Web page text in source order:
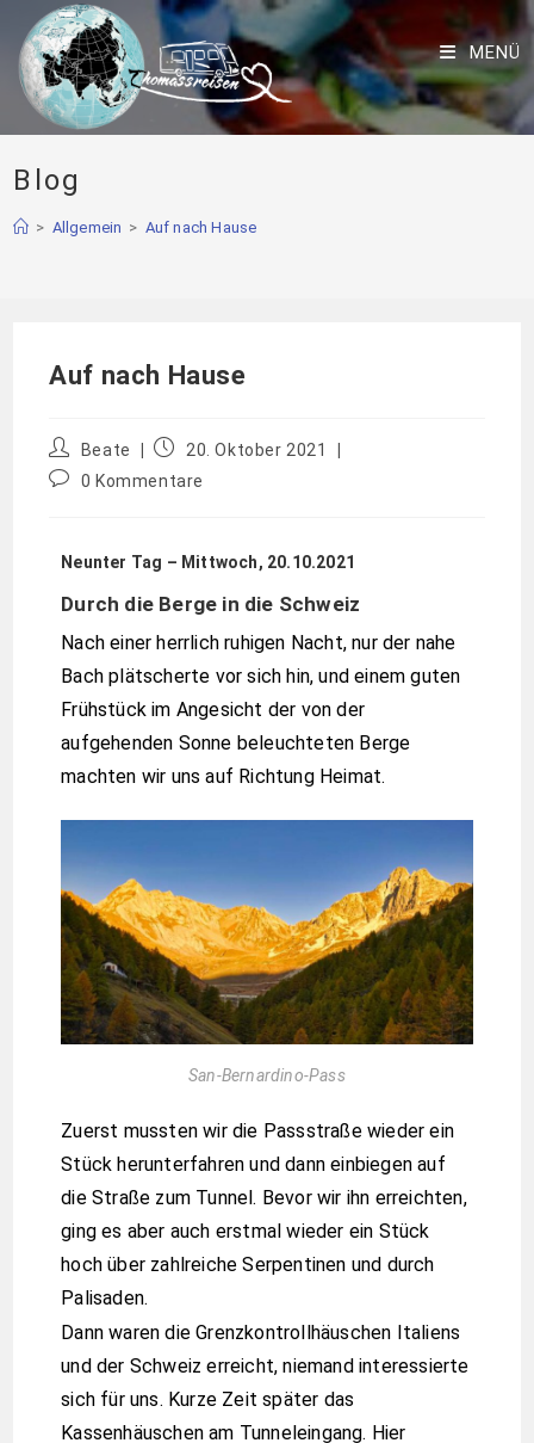
MENÜ
Blog
> Allgemein > Auf nach Hause
Auf nach Hause
Beate
20. Oktober 2021
0 Kommentare
Neunter Tag – Mittwoch, 20.10.2021
Durch die Berge in die Schweiz
Nach einer herrlich ruhigen Nacht, nur der nahe
Bach plätscherte vor sich hin, und einem guten
Frühstück im Angesicht der von der
aufgehenden Sonne beleuchteten Berge
machten wir uns auf Richtung Heimat.
San-Bernardino-Pass
Zuerst mussten wir die Passstraße wieder ein
Stück herunterfahren und dann einbiegen auf
die Straße zum Tunnel. Bevor wir ihn erreichten,
ging es aber auch erstmal wieder ein Stück
hoch über zahlreiche Serpentinen und durch
Palisaden.
Dann waren die Grenzkontrollhäuschen Italiens
und der Schweiz erreicht, niemand interessierte
sich für uns. Kurze Zeit später das
Kassenhäuschen am Tunneleingang. Hier